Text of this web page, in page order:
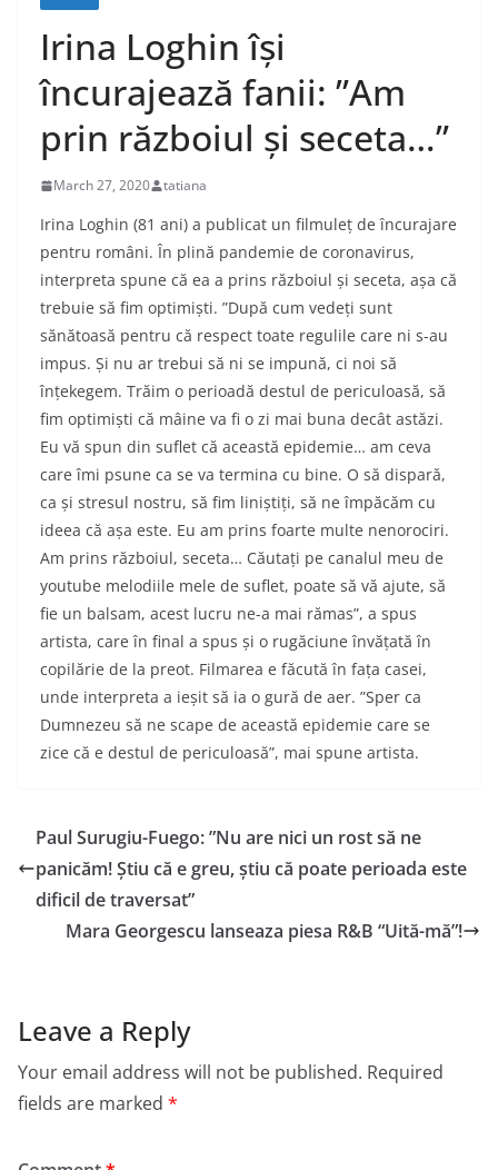
Irina Loghin își
încurajează fanii: ”Am
prin războiul și seceta…”
March 27, 2020 tatiana
Irina Loghin (81 ani) a publicat un filmuleț de încurajare
pentru români. În plină pandemie de coronavirus,
interpreta spune că ea a prins războiul și seceta, așa că
trebuie să fim optimiști. ”După cum vedeți sunt
sănătoasă pentru că respect toate regulile care ni s-au
impus. Și nu ar trebui să ni se impună, ci noi să
înțekegem. Trăim o perioadă destul de periculoasă, să
fim optimiști că mâine va fi o zi mai buna decât astăzi.
Eu vă spun din suflet că această epidemie… am ceva
care îmi psune ca se va termina cu bine. O să dispară,
ca și stresul nostru, să fim liniștiți, să ne împăcăm cu
ideea că așa este. Eu am prins foarte multe nenorociri.
Am prins războiul, seceta… Căutați pe canalul meu de
youtube melodiile mele de suflet, poate să vă ajute, să
fie un balsam, acest lucru ne-a mai rămas”, a spus
artista, care în final a spus și o rugăciune învățată în
copilărie de la preot. Filmarea e făcută în fața casei,
unde interpreta a ieșit să ia o gură de aer. ”Sper ca
Dumnezeu să ne scape de această epidemie care se
zice că e destul de periculoasă”, mai spune artista.
Paul Surugiu-Fuego: ”Nu are nici un rost să ne
panicăm! Știu că e greu, știu că poate perioada este
dificil de traversat”
Mara Georgescu lanseaza piesa R&B “Uită-mă”!
Leave a Reply
Your email address will not be published. Required
fields are marked *